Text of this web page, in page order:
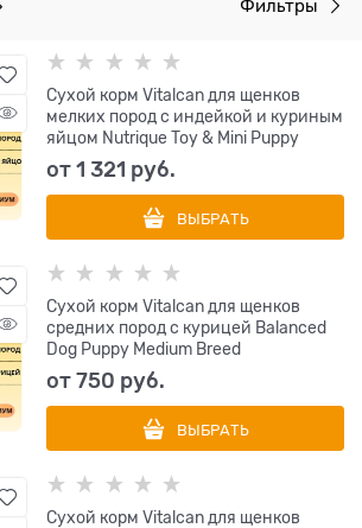
Фильтры
Сухой корм Vitalcan для щенков
мелких пород с индейкой и куриным
яйцом Nutrique Toy & Mini Puppy
от1 321 руб.
ВЫБРАТЬ
Сухой корм Vitalcan для щенков
средних пород с курицей Balanced
Dog Puppy Medium Breed
от750 руб.
ВЫБРАТЬ
Сухой корм Vitalcan для щенков